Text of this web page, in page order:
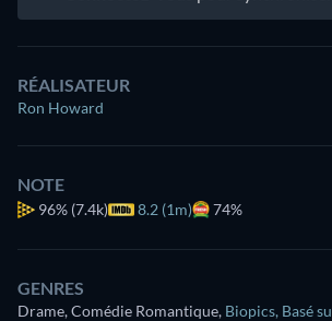
RÉALISATEUR
Ron Howard
NOTE
96% (7.4k) 8.2 (1m) 74%
GENRES
Drame, Comédie Romantique, Biopics, Basé